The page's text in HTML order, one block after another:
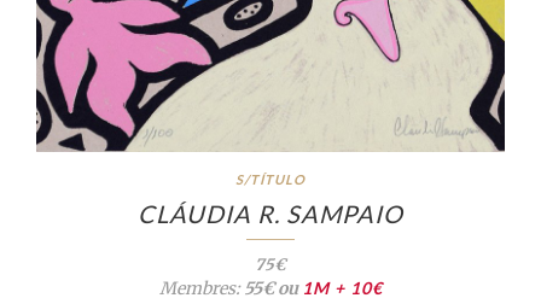
S/TÍTULO
CLÁUDIA R. SAMPAIO
75€
Membres:55€ ou 1M + 10€